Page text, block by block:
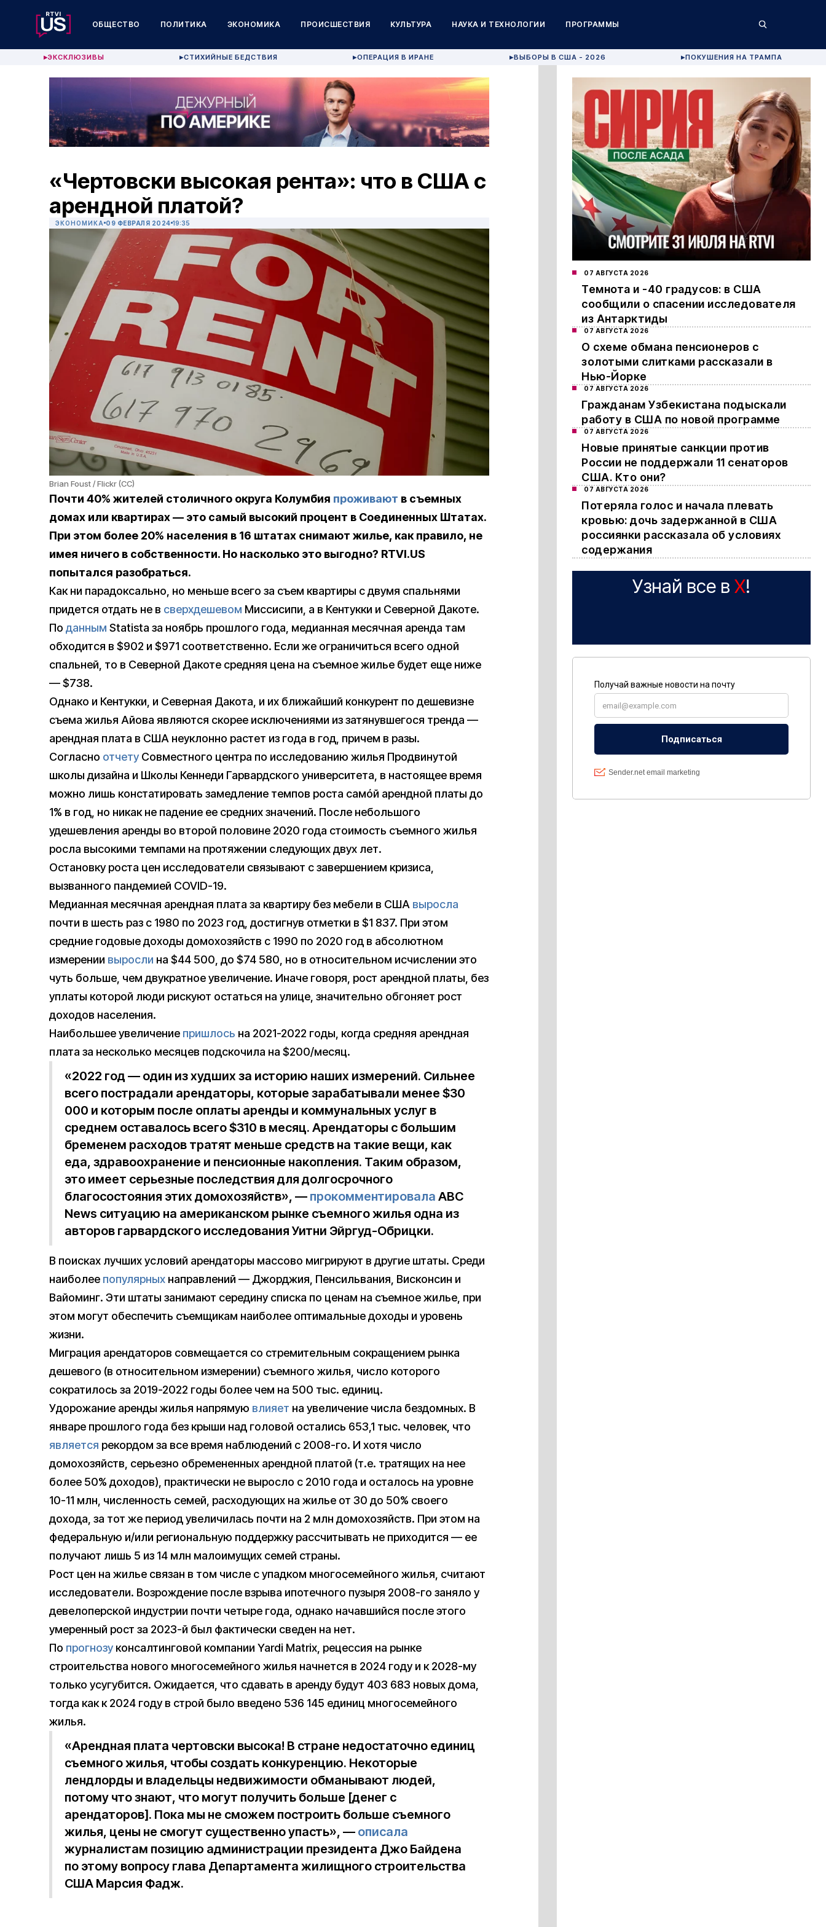
ОБЩЕСТВО ПОЛИТИКА ЭКОНОМИКА ПРОИСШЕСТВИЯ КУЛЬТУРА НАУКА И ТЕХНОЛОГИИ ПРОГРАММЫ
▶ЭКСКЛЮЗИВЫ ▶СТИХИЙНЫЕ БЕДСТВИЯ ▶ОПЕРАЦИЯ В ИРАНЕ ▶ВЫБОРЫ В США - 2026 ▶ПОКУШЕНИЯ НА ТРАМПА
«Чертовски высокая рента»: что в США с
арендной платой?
ЭКОНОМИКА 09 ФЕВРАЛЯ 2024 19:35
Brian Foust / Flickr (CC)
Почти 40% жителей столичного округа Колумбия проживают в съемных
домах или квартирах — это самый высокий процент в Соединенных Штатах.
При этом более 20% населения в 16 штатах снимают жилье, как правило, не
имея ничего в собственности. Но насколько это выгодно? RTVI.US
попытался разобраться.
Как ни парадоксально, но меньше всего за съем квартиры с двумя спальнями
придется отдать не в сверхдешевом Миссисипи, а в Кентукки и Северной Дакоте.
По данным Statista за ноябрь прошлого года, медианная месячная аренда там
обходится в $902 и $971 соответственно. Если же ограничиться всего одной
спальней, то в Северной Дакоте средняя цена на съемное жилье будет еще ниже
— $738.
Однако и Кентукки, и Северная Дакота, и их ближайший конкурент по дешевизне
съема жилья Айова являются скорее исключениями из затянувшегося тренда —
арендная плата в США неуклонно растет из года в год, причем в разы.
Согласно отчету Совместного центра по исследованию жилья Продвинутой
школы дизайна и Школы Кеннеди Гарвардского университета, в настоящее время
можно лишь констатировать замедление темпов роста самóй арендной платы до
1% в год, но никак не падение ее средних значений. После небольшого
удешевления аренды во второй половине 2020 года стоимость съемного жилья
росла высокими темпами на протяжении следующих двух лет.
Остановку роста цен исследователи связывают с завершением кризиса,
вызванного пандемией COVID-19.
Медианная месячная арендная плата за квартиру без мебели в США выросла
почти в шесть раз с 1980 по 2023 год, достигнув отметки в $1 837. При этом
средние годовые доходы домохозяйств с 1990 по 2020 год в абсолютном
измерении выросли на $44 500, до $74 580, но в относительном исчислении это
чуть больше, чем двукратное увеличение. Иначе говоря, рост арендной платы, без
уплаты которой люди рискуют остаться на улице, значительно обгоняет рост
доходов населения.
Наибольшее увеличение пришлось на 2021-2022 годы, когда средняя арендная
плата за несколько месяцев подскочила на $200/месяц.
«2022 год — один из худших за историю наших измерений. Сильнее
всего пострадали арендаторы, которые зарабатывали менее $30
000 и которым после оплаты аренды и коммунальных услуг в
среднем оставалось всего $310 в месяц. Арендаторы с большим
бременем расходов тратят меньше средств на такие вещи, как
еда, здравоохранение и пенсионные накопления. Таким образом,
это имеет серьезные последствия для долгосрочного
благосостояния этих домохозяйств», — прокомментировала ABC
News ситуацию на американском рынке съемного жилья одна из
авторов гарвардского исследования Уитни Эйргуд-Обрицки.
В поисках лучших условий арендаторы массово мигрируют в другие штаты. Среди
наиболее популярных направлений — Джорджия, Пенсильвания, Висконсин и
Вайоминг. Эти штаты занимают середину списка по ценам на съемное жилье, при
этом могут обеспечить съемщикам наиболее оптимальные доходы и уровень
жизни.
Миграция арендаторов совмещается со стремительным сокращением рынка
дешевого (в относительном измерении) съемного жилья, число которого
сократилось за 2019-2022 годы более чем на 500 тыс. единиц.
Удорожание аренды жилья напрямую влияет на увеличение числа бездомных. В
январе прошлого года без крыши над головой остались 653,1 тыс. человек, что
является рекордом за все время наблюдений с 2008-го. И хотя число
домохозяйств, серьезно обремененных арендной платой (т.е. тратящих на нее
более 50% доходов), практически не выросло с 2010 года и осталось на уровне
10-11 млн, численность семей, расходующих на жилье от 30 до 50% своего
дохода, за тот же период увеличилась почти на 2 млн домохозяйств. При этом на
федеральную и/или региональную поддержку рассчитывать не приходится — ее
получают лишь 5 из 14 млн малоимущих семей страны.
Рост цен на жилье связан в том числе с упадком многосемейного жилья, считают
исследователи. Возрождение после взрыва ипотечного пузыря 2008-го заняло у
девелоперской индустрии почти четыре года, однако начавшийся после этого
умеренный рост за 2023-й был фактически сведен на нет.
По прогнозу консалтинговой компании Yardi Matrix, рецессия на рынке
строительства нового многосемейного жилья начнется в 2024 году и к 2028-му
только усугубится. Ожидается, что сдавать в аренду будут 403 683 новых дома,
тогда как к 2024 году в строй было введено 536 145 единиц многосемейного
жилья.
«Арендная плата чертовски высока! В стране недостаточно единиц
съемного жилья, чтобы создать конкуренцию. Некоторые
лендлорды и владельцы недвижимости обманывают людей,
потому что знают, что могут получить больше [денег с
арендаторов]. Пока мы не сможем построить больше съемного
жилья, цены не смогут существенно упасть», — описала
журналистам позицию администрации президента Джо Байдена
по этому вопросу глава Департамента жилищного строительства
США Марсия Фадж.
07 АВГУСТА 2026
Темнота и -40 градусов: в США
сообщили о спасении исследователя
из Антарктиды
07 АВГУСТА 2026
О схеме обмана пенсионеров с
золотыми слитками рассказали в
Нью-Йорке
07 АВГУСТА 2026
Гражданам Узбекистана подыскали
работу в США по новой программе
07 АВГУСТА 2026
Новые принятые санкции против
России не поддержали 11 сенаторов
США. Кто они?
07 АВГУСТА 2026
Потеряла голос и начала плевать
кровью: дочь задержанной в США
россиянки рассказала об условиях
содержания
Узнай все в X!